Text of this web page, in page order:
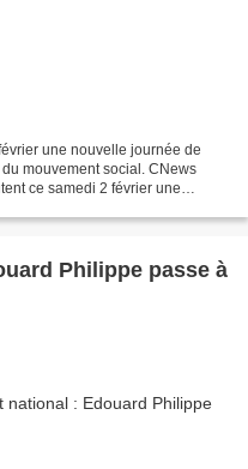
une nouvelle journée de
mouvement social. CNews
Philippe passe à